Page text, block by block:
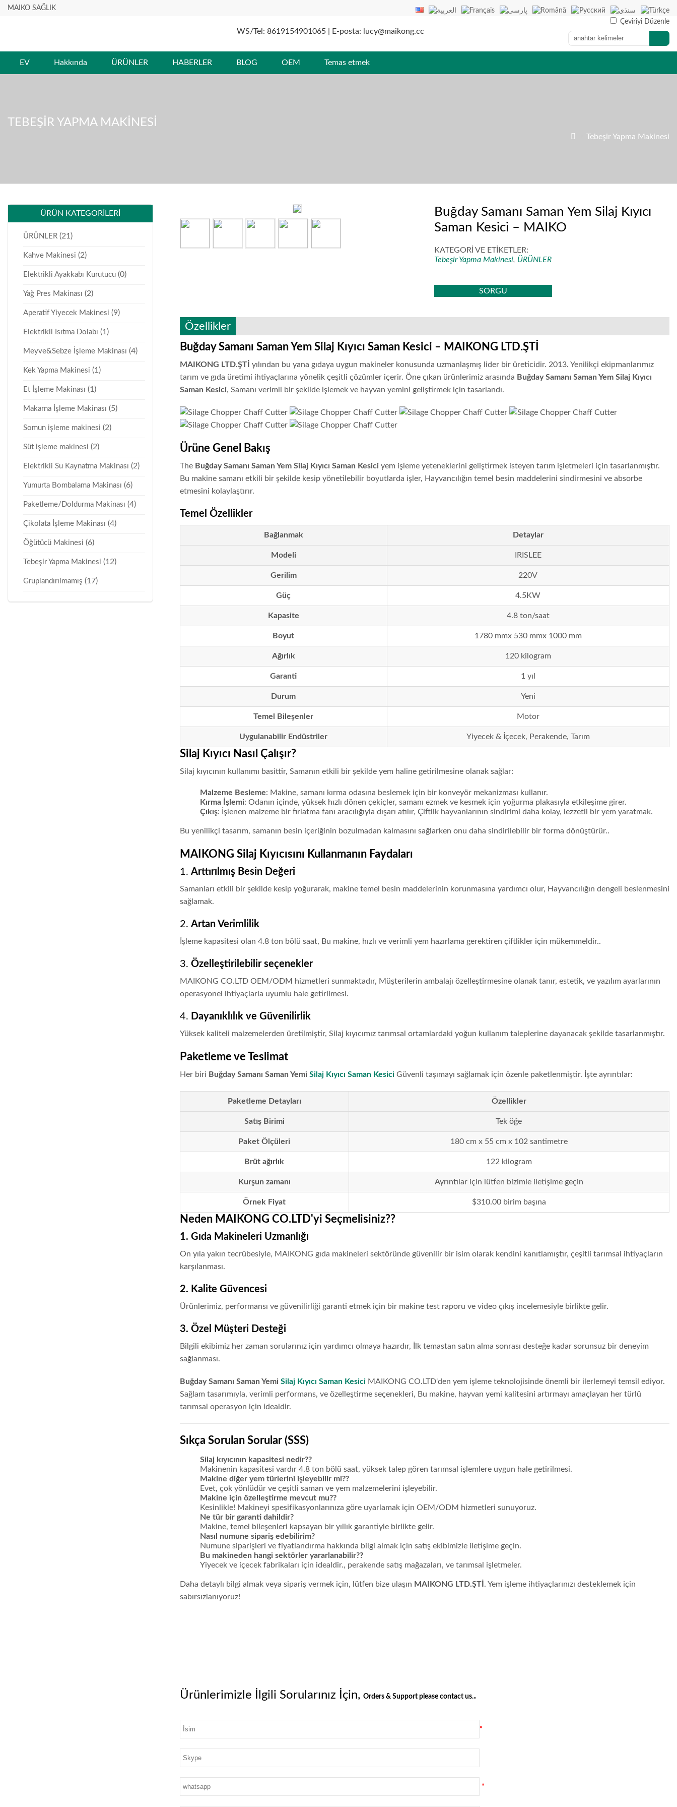
MAIKO SAĞLIK
Çeviriyi Düzenle
WS/Tel: 8619154901065 | E-posta: lucy@maikong.cc
EV Hakkında ÜRÜNLER HABERLER BLOG OEM Temas etmek
TEBEŞIR YAPMA MAKINESI
 Tebeşir Yapma Makinesi
Buğday Samanı Saman Yem Silaj Kıyıcı
Saman Kesici – MAIKO
KATEGORİ VE ETİKETLER:
Tebeşir Yapma Makinesi, ÜRÜNLER
SORGU
Özellikler
Buğday Samanı Saman Yem Silaj Kıyıcı Saman Kesici – MAIKONG LTD.ŞTİ
MAIKONG LTD.ŞTİ yılından bu yana gıdaya uygun makineler konusunda uzmanlaşmış lider bir üreticidir. 2013. Yenilikçi ekipmanlarımız
tarım ve gıda üretimi ihtiyaçlarına yönelik çeşitli çözümler içerir. Öne çıkan ürünlerimiz arasında Buğday Samanı Saman Yem Silaj Kıyıcı
Saman Kesici, Samanı verimli bir şekilde işlemek ve hayvan yemini geliştirmek için tasarlandı.
Ürüne Genel Bakış
The Buğday Samanı Saman Yem Silaj Kıyıcı Saman Kesiciyem işleme yeteneklerini geliştirmek isteyen tarım işletmeleri için tasarlanmıştır.
Bu makine samanı etkili bir şekilde kesip yönetilebilir boyutlarda işler, Hayvancılığın temel besin maddelerini sindirmesini ve absorbe
etmesini kolaylaştırır.
Temel Özellikler
Bağlanmak Detaylar
Modeli IRISLEE
Gerilim 220V
Güç 4.5KW
Kapasite 4.8 ton/saat
Boyut 1780 mmx 530 mmx 1000 mm
Ağırlık 120 kilogram
Garanti 1 yıl
Durum Yeni
Temel Bileşenler Motor
Uygulanabilir Endüstriler Yiyecek & İçecek, Perakende, Tarım
Silaj Kıyıcı Nasıl Çalışır?
Silaj kıyıcının kullanımı basittir, Samanın etkili bir şekilde yem haline getirilmesine olanak sağlar:
Malzeme Besleme: Makine, samanı kırma odasına beslemek için bir konveyör mekanizması kullanır.
Kırma İşlemi: Odanın içinde, yüksek hızlı dönen çekiçler, samanı ezmek ve kesmek için yoğurma plakasıyla etkileşime girer.
Çıkış: İşlenen malzeme bir fırlatma fanı aracılığıyla dışarı atılır, Çiftlik hayvanlarının sindirimi daha kolay, lezzetli bir yem yaratmak.
Bu yenilikçi tasarım, samanın besin içeriğinin bozulmadan kalmasını sağlarken onu daha sindirilebilir bir forma dönüştürür..
MAIKONG Silaj Kıyıcısını Kullanmanın Faydaları
1. Arttırılmış Besin Değeri
Samanları etkili bir şekilde kesip yoğurarak, makine temel besin maddelerinin korunmasına yardımcı olur, Hayvancılığın dengeli beslenmesini
sağlamak.
2. Artan Verimlilik
İşleme kapasitesi olan 4.8 ton bölü saat, Bu makine, hızlı ve verimli yem hazırlama gerektiren çiftlikler için mükemmeldir..
3. Özelleştirilebilir seçenekler
MAIKONG CO.LTD OEM/ODM hizmetleri sunmaktadır, Müşterilerin ambalajı özelleştirmesine olanak tanır, estetik, ve yazılım ayarlarının
operasyonel ihtiyaçlarla uyumlu hale getirilmesi.
4. Dayanıklılık ve Güvenilirlik
Yüksek kaliteli malzemelerden üretilmiştir, Silaj kıyıcımız tarımsal ortamlardaki yoğun kullanım taleplerine dayanacak şekilde tasarlanmıştır.
Paketleme ve Teslimat
Her biri Buğday Samanı Saman Yemi Silaj Kıyıcı Saman KesiciGüvenli taşımayı sağlamak için özenle paketlenmiştir. İşte ayrıntılar:
Paketleme Detayları Özellikler
Satış Birimi Tek öğe
Paket Ölçüleri 180 cm x 55 cm x 102 santimetre
Brüt ağırlık 122 kilogram
Kurşun zamanı Ayrıntılar için lütfen bizimle iletişime geçin
Örnek Fiyat $310.00 birim başına
Neden MAIKONG CO.LTD'yi Seçmelisiniz??
1. Gıda Makineleri Uzmanlığı
On yıla yakın tecrübesiyle, MAIKONG gıda makineleri sektöründe güvenilir bir isim olarak kendini kanıtlamıştır, çeşitli tarımsal ihtiyaçların
karşılanması.
2. Kalite Güvencesi
Ürünlerimiz, performansı ve güvenilirliği garanti etmek için bir makine test raporu ve video çıkış incelemesiyle birlikte gelir.
3. Özel Müşteri Desteği
Bilgili ekibimiz her zaman sorularınız için yardımcı olmaya hazırdır, İlk temastan satın alma sonrası desteğe kadar sorunsuz bir deneyim
sağlanması.
Buğday Samanı Saman Yemi Silaj Kıyıcı Saman KesiciMAIKONG CO.LTD'den yem işleme teknolojisinde önemli bir ilerlemeyi temsil ediyor.
Sağlam tasarımıyla, verimli performans, ve özelleştirme seçenekleri, Bu makine, hayvan yemi kalitesini artırmayı amaçlayan her türlü
tarımsal operasyon için idealdir.
Sıkça Sorulan Sorular (SSS)
Silaj kıyıcının kapasitesi nedir??
Makinenin kapasitesi vardır 4.8 ton bölü saat, yüksek talep gören tarımsal işlemlere uygun hale getirilmesi.
Makine diğer yem türlerini işleyebilir mi??
Evet, çok yönlüdür ve çeşitli saman ve yem malzemelerini işleyebilir.
Makine için özelleştirme mevcut mu??
Kesinlikle! Makineyi spesifikasyonlarınıza göre uyarlamak için OEM/ODM hizmetleri sunuyoruz.
Ne tür bir garanti dahildir?
Makine, temel bileşenleri kapsayan bir yıllık garantiyle birlikte gelir.
Nasıl numune sipariş edebilirim?
Numune siparişleri ve fiyatlandırma hakkında bilgi almak için satış ekibimizle iletişime geçin.
Bu makineden hangi sektörler yararlanabilir??
Yiyecek ve içecek fabrikaları için idealdir., perakende satış mağazaları, ve tarımsal işletmeler.
Daha detaylı bilgi almak veya sipariş vermek için, lütfen bize ulaşın MAIKONG LTD.ŞTİ . Yem işleme ihtiyaçlarınızı desteklemek için
sabırsızlanıyoruz!
Ürünlerimizle İlgili Sorularınız İçin, Orders & Support please contact us..
*
*
ÜRÜN KATEGORILERI
ÜRÜNLER (21)
Kahve Makinesi (2)
Elektrikli Ayakkabı Kurutucu (0)
Yağ Pres Makinası (2)
Aperatif Yiyecek Makinesi (9)
Elektrikli Isıtma Dolabı (1)
Meyve&Sebze İşleme Makinası (4)
Kek Yapma Makinesi (1)
Et İşleme Makinası (1)
Makarna İşleme Makinası (5)
Somun işleme makinesi (2)
Süt işleme makinesi (2)
Elektrikli Su Kaynatma Makinası (2)
Yumurta Bombalama Makinası (6)
Paketleme/Doldurma Makinası (4)
Çikolata İşleme Makinası (4)
Öğütücü Makinesi (6)
Tebeşir Yapma Makinesi (12)
Gruplandırılmamış (17)